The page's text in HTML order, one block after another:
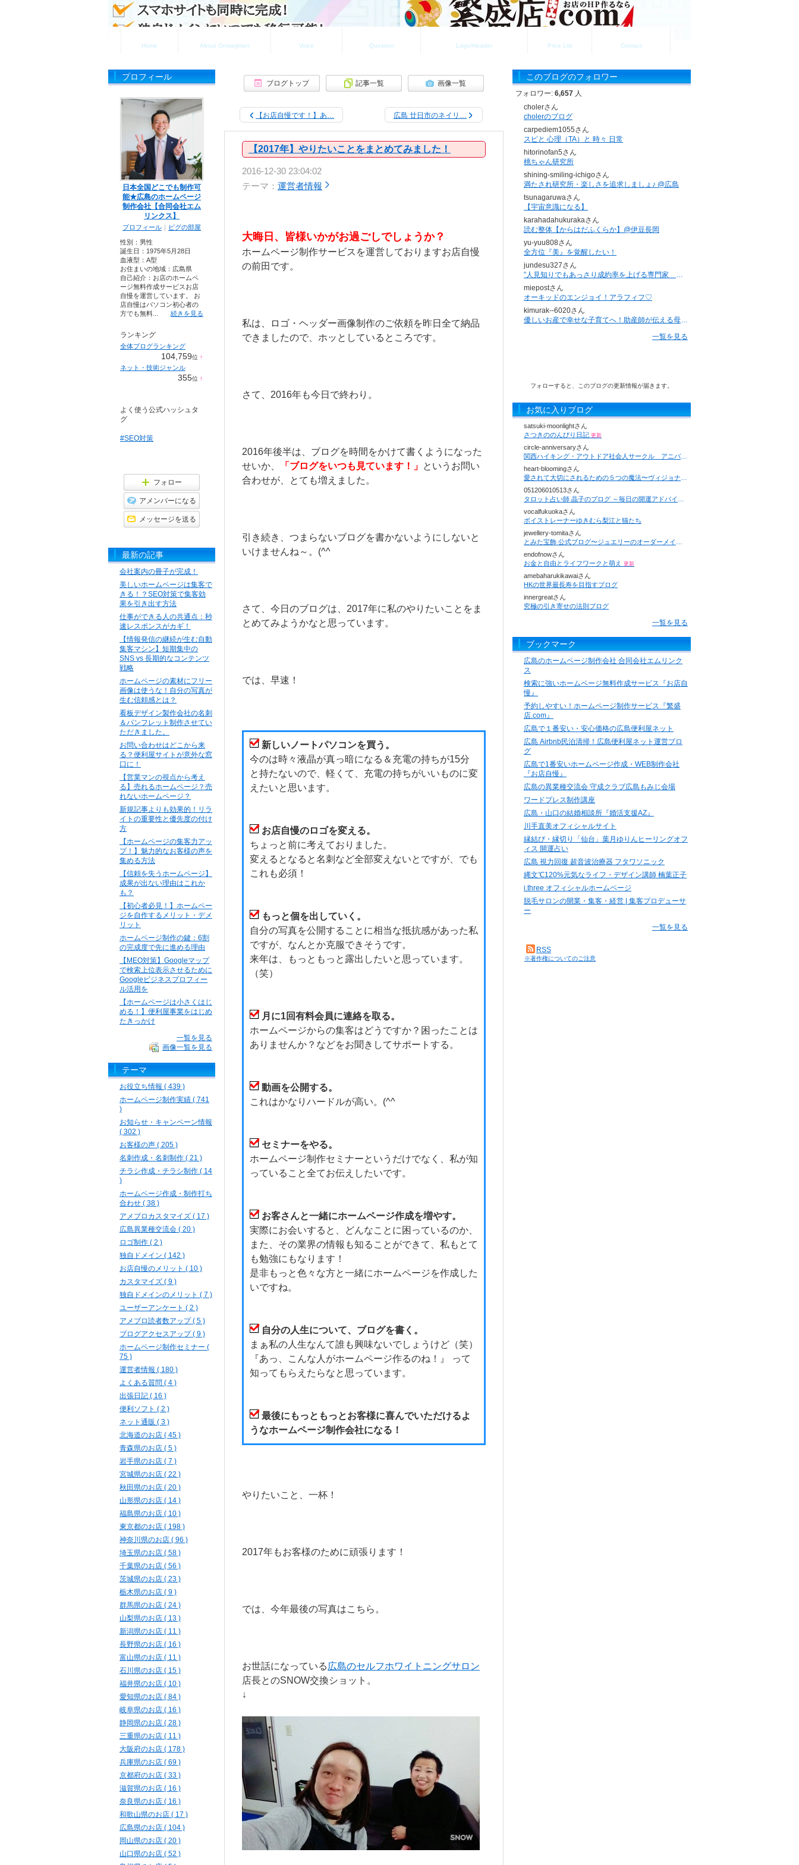
ブログトップ 記事一覧 画像一覧
【お店自慢です！】あ… 広島 廿日市のネイリ…
【2017年】やりたいことをまとめてみました！
2016-12-30 23:04:02
テーマ： 運営者情報
大晦日、皆様いかがお過ごしでしょうか？
ホームページ制作サービスを運営しておりますお店自慢
の前田です。
私は、ロゴ・ヘッダー画像制作のご依頼を昨日全て納品
できましたので、ホッとしているところです。
さて、2016年も今日で終わり。
2016年後半は、ブログを時間をかけて書くようになった
せいか、
「ブログをいつも見ています！」 というお問い
合わせが、とても増えました。
引き続き、つまらないブログを書かないようにしないと
いけませんね～。(^^ゞ
さて、今日のブログは、2017年に私のやりたいことをま
とめてみようかなと思っています。
では、早速！
新しいノートパソコンを買う。
今のは時々液晶が真っ暗になる＆充電の持ちが15分
と持たないので、軽くて、充電の持ちがいいものに変
えたいと思います。
お店自慢のロゴを変える。
ちょっと前に考えておりました。
変えるとなると名刺など全部変えないとですが、でも
これも必須！
もっと個を出していく。
自分の写真を公開することに相当な抵抗感があった私
ですが、なんとか克服できそうです。
来年は、もっともっと露出したいと思っています。
（笑）
月に1回有料会員に連絡を取る。
ホームページからの集客はどうですか？困ったことは
ありませんか？などをお聞きしてサポートする。
動画を公開する。
これはかなりハードルが高い。(^^ゞ
セミナーをやる。
ホームページ制作セミナーというだけでなく、私が知
っていること全てお伝えしたいです。
お客さんと一緒にホームページ作成を増やす。
実際にお会いすると、どんなことに困っているのか、
また、その業界の情報も知ることができて、私もとて
も勉強にもなります！
是非もっと色々な方と一緒にホームページを作成した
いですね。
自分の人生について、ブログを書く。
まぁ私の人生なんて誰も興味ないでしょうけど（笑）
『あっ、こんな人がホームページ作るのね！』 って
知ってもらえたらなと思っています。
最後にもっともっとお客様に喜んでいただけるよ
うなホームページ制作会社になる！
やりたいこと、一杯！
2017年もお客様のために頑張ります！
では、今年最後の写真はこちら。
お世話になっている 広島のセルフホワイトニングサロン
店長とのSNOW交換ショット。
↓
このブログのフォロワー
フォロワー: 6,657 人
cholerさん
cholerのブログ
carpediem1055さん
スピと 心理（TA）と 時々 日常
hitorinofan5さん
桃ちゃん研究所
shining-smiling-ichigoさん
満たされ研究所・楽しさを追求しましょ♪ @広島
tsunagaruwaさん
【宇宙意識になる】
karahadahukurakaさん
読む整体【からはだふくらか】@伊豆長岡
yu-yuu808さん
全方位『美』を覚醒したい！
jundesu327さん
”人見知りでもあっさり成約率を上げる専門家 ジュンジ”のブログ
miepostさん
オーキッドのエンジョイ！アラフィフ♡
kimurak--6020さん
優しいお産で幸せな子育てへ！助産師が伝える母子ケアの秘訣
一覧を見る
フォローすると、このブログの更新情報が届きます。
お気に入りブログ
satsuki-moonlightさん
さつきののんびり日記 更新
circle-anniversaryさん
heart-bloomingさん
051206010513さん
vocalfukuokaさん
ボイストレーナーゆきむら梨江と猫たち
jewellery-tomitaさん
endofnowさん
お金と自由とライフワークと萌え 更新
amebaharukikawaiさん
HKの世界最長寿を目指すブログ
innergreatさん
究極の引き寄せの法則ブログ
一覧を見る
ブックマーク
広島のホームページ制作会社 合同会社エムリンク
ス
検索に強いホームページ無料作成サービス『お店自
慢』
予約しやすい！ホームページ制作サービス『繁盛
店.com』
広島で１番安い・安心価格の広島便利屋ネット
広島 Airbnb民泊清掃！広島便利屋ネット運営ブロ
グ
広島で1番安いホームページ作成・WEB制作会社
『お店自慢』
広島の異業種交流会 守成クラブ広島もみじ会場
ワードプレス制作講座
広島・山口の結婚相談所『婚活支援AZ』
川手直美オフィシャルサイト
縁結び・縁切り「仙台」葉月ゆりんヒーリングオフ
ィス 開運占い
広島 視力回復 超音波治療器 フタワソニック
縄文℃120%元気なライフ・デザイン講師 楠葉正子
i.three オフィシャルホームページ
脱毛サロンの開業・集客・経営 | 集客プロデューサ
ー
一覧を見る
RSS
※著作権についてのご注意
プロフィール
日本全国どこでも制作可
能★広島のホームページ
制作会社【合同会社エム
リンクス】
プロフィール ｜ ピグの部屋
性別： 男性
誕生日： 1975年5月28日
血液型： A型
お住まいの地域： 広島県
自己紹介：お店のホームペ
ージ無料作成サービスお店
自慢を運営しています。 お
店自慢はパソコン初心者の
方でも無料...
続きを見る
ランキング
全体ブログランキング
104,759位 ↑
ネット・技術ジャンル
355位 ↑
よく使う公式ハッシュタ
グ
#SEO対策
フォロー
アメンバーになる
メッセージを送る
最新の記事
会社案内の冊子が完成！
美しいホームページは集客で
きる！？SEO対策で集客効
果を引き出す方法
仕事ができる人の共通点：秒
速レスポンスがカギ！
【情報発信の継続が生む自動
集客マシン】短期集中の
SNS vs 長期的なコンテンツ
戦略
ホームページの素材にフリー
画像は使うな！自分の写真が
生む信頼感とは？
看板デザイン製作会社の名刺
＆パンフレット制作させてい
ただきました。
お問い合わせはどこから来
る？便利屋サイトが意外な窓
口に！
【営業マンの視点から考え
る】売れるホームページ？売
れないホームページ？
新規記事よりも効果的！リラ
イトの重要性と優先度の付け
方
【ホームページの集客力アッ
プ！】魅力的なお客様の声を
集める方法
【信頼を失うホームページ】
成果が出ない理由はこれか
も？
【初心者必見！】ホームペー
ジを自作するメリット・デメ
リット
ホームページ制作の鍵：6割
の完成度で先に進める理由
【MEO対策】Googleマップ
で検索上位表示させるために
Googleビジネスプロフィー
ル活用を
【ホームページは小さくはじ
める！】便利屋事業をはじめ
たきっかけ
一覧を見る
画像一覧を見る
テーマ
お役立ち情報 ( 439 )
ホームページ制作実績 ( 741
)
お知らせ・キャンペーン情報
( 302 )
お客様の声 ( 205 )
名刺作成・名刺制作 ( 21 )
チラシ作成・チラシ制作 ( 14
)
ホームページ作成・制作打ち
合わせ ( 38 )
アメブロカスタマイズ ( 17 )
広島異業種交流会 ( 20 )
ロゴ制作 ( 2 )
独自ドメイン ( 142 )
お店自慢のメリット ( 10 )
カスタマイズ ( 9 )
独自ドメインのメリット ( 7 )
ユーザーアンケート ( 2 )
アメブロ読者数アップ ( 5 )
ブログアクセスアップ ( 9 )
ホームページ制作セミナー (
75 )
運営者情報 ( 180 )
よくある質問 ( 4 )
出張日記 ( 16 )
便利ソフト ( 2 )
ネット通販 ( 3 )
北海道のお店 ( 45 )
青森県のお店 ( 5 )
岩手県のお店 ( 7 )
宮城県のお店 ( 22 )
秋田県のお店 ( 20 )
山形県のお店 ( 14 )
福島県のお店 ( 10 )
東京都のお店 ( 198 )
神奈川県のお店 ( 96 )
埼玉県のお店 ( 58 )
千葉県のお店 ( 56 )
茨城県のお店 ( 23 )
栃木県のお店 ( 9 )
群馬県のお店 ( 24 )
山梨県のお店 ( 13 )
新潟県のお店 ( 11 )
長野県のお店 ( 16 )
富山県のお店 ( 11 )
石川県のお店 ( 15 )
福井県のお店 ( 10 )
愛知県のお店 ( 84 )
岐阜県のお店 ( 16 )
静岡県のお店 ( 28 )
三重県のお店 ( 11 )
大阪府のお店 ( 178 )
兵庫県のお店 ( 69 )
京都府のお店 ( 33 )
滋賀県のお店 ( 16 )
奈良県のお店 ( 16 )
和歌山県のお店 ( 17 )
広島県のお店 ( 104 )
岡山県のお店 ( 20 )
山口県のお店 ( 52 )
Home About Omisejiman Voice Question Logo/Header Price List Contact